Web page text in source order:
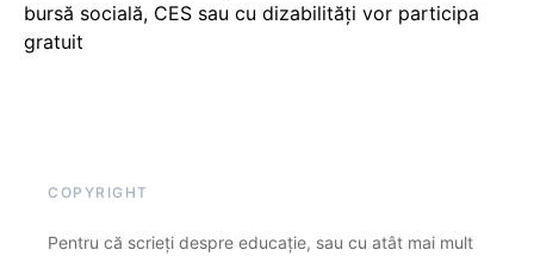
bursă socială, CES sau cu dizabilităţi vor participa
gratuit
COPYRIGHT
Pentru că scrieți despre educație, sau cu atât mai mult